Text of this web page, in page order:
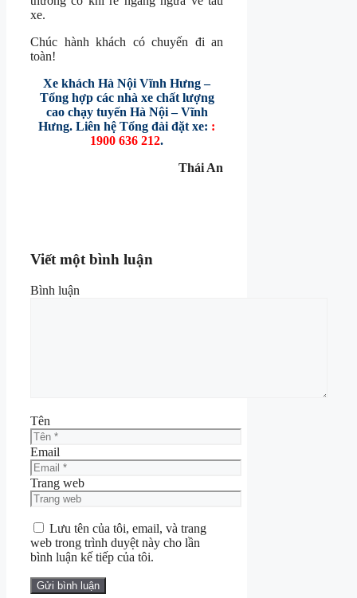
xe.
Chúc hành khách có chuyến đi an
toàn!
Xe khách Hà Nội Vĩnh Hưng –
Tổng hợp các nhà xe chất lượng
cao chạy tuyến Hà Nội – Vĩnh
Hưng. Liên hệ Tổng đài đặt xe: :
1900 636 212.
Thái An
Viết một bình luận
Bình luận
Tên
Email
Trang web
Lưu tên của tôi, email, và trang
web trong trình duyệt này cho lần
bình luận kế tiếp của tôi.